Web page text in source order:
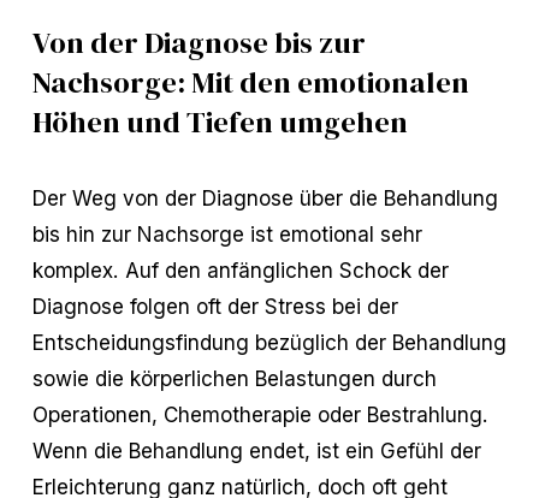
Von der Diagnose bis zur
Nachsorge: Mit den emotionalen
Höhen und Tiefen umgehen
Der Weg von der Diagnose über die Behandlung
bis hin zur Nachsorge ist emotional sehr
komplex. Auf den anfänglichen Schock der
Diagnose folgen oft der Stress bei der
Entscheidungsfindung bezüglich der Behandlung
sowie die körperlichen Belastungen durch
Operationen, Chemotherapie oder Bestrahlung.
Wenn die Behandlung endet, ist ein Gefühl der
Erleichterung ganz natürlich, doch oft geht